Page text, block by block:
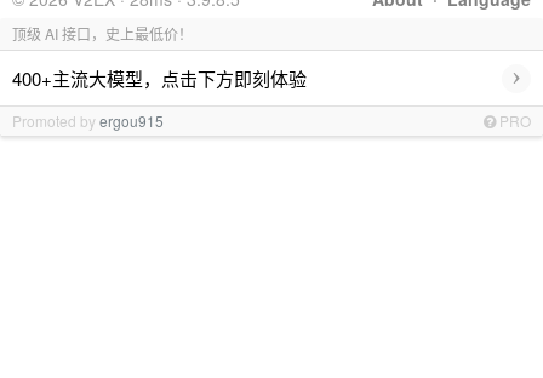
顶级 AI 接口，史上最低价！
400+主流大模型，点击下方即刻体验 ›
Promoted byergou915 PRO